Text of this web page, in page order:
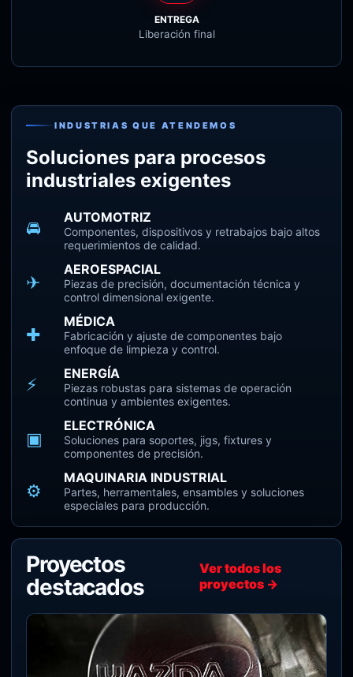
ENTREGA
Liberación final
INDUSTRIAS QUE ATENDEMOS
Soluciones para procesos
industriales exigentes
🚘
AUTOMOTRIZ
Componentes, dispositivos y retrabajos bajo altos
requerimientos de calidad.
✈
AEROESPACIAL
Piezas de precisión, documentación técnica y
control dimensional exigente.
✚
MÉDICA
Fabricación y ajuste de componentes bajo
enfoque de limpieza y control.
⚡
ENERGÍA
Piezas robustas para sistemas de operación
continua y ambientes exigentes.
▣
ELECTRÓNICA
Soluciones para soportes, jigs, fixtures y
componentes de precisión.
⚙
MAQUINARIA INDUSTRIAL
Partes, herramentales, ensambles y soluciones
especiales para producción.
Proyectos
destacados
Ver todos los
proyectos →